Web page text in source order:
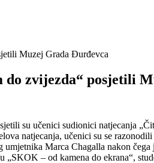
do zvijezda“ posjetili
su učenici sudionici natjecanja
natjecanja, učenici su se
Marca Chagalla nakon
„SKOK – od kamena do ekrana“,